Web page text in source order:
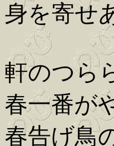
身を寄せ
軒のつら
春一番が
春告げ鳥